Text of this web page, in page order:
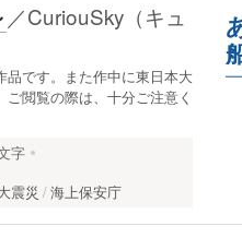
／CuriouSky（キュ
品です。また作中に東日本大
閲覧の際は、十分ご注意く
字
震災 海上保安庁